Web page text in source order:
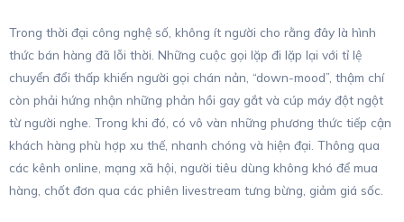
Trong thời đại công nghệ số, không ít người cho rằng đây là hình
thức bán hàng đã lỗi thời. Những cuộc gọi lặp đi lặp lại với tỉ lệ
chuyển đổi thấp khiến người gọi chán nản, “down-mood”, thậm chí
còn phải hứng nhận những phản hồi gay gắt và cúp máy đột ngột
từ người nghe. Trong khi đó, có vô vàn những phương thức tiếp cận
khách hàng phù hợp xu thế, nhanh chóng và hiện đại. Thông qua
các kênh online, mạng xã hội, người tiêu dùng không khó để mua
hàng, chốt đơn qua các phiên livestream tưng bừng, giảm giá sốc.